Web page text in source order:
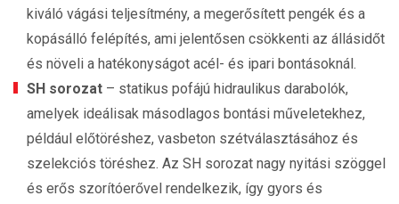
kiváló vágási teljesítmény, a megerősített pengék és a
kopásálló felépítés, ami jelentősen csökkenti az állásidőt
és növeli a hatékonyságot acél- és ipari bontásoknál.
SH sorozat – statikus pofájú hidraulikus darabolók,
amelyek ideálisak másodlagos bontási műveletekhez,
például előtöréshez, vasbeton szétválasztásához és
szelekciós töréshez. Az SH sorozat nagy nyitási szöggel
és erős szorítóerővel rendelkezik, így gyors és